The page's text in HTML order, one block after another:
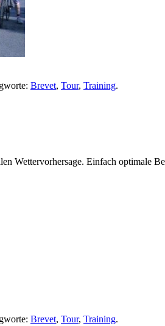
Brevet, Tour, Training.
Wettervorhersage. Einfach optimale
Brevet, Tour, Training.